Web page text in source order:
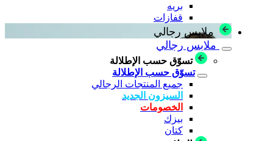
بريه
قفازات
ملابس رجالي
ملابس رجالي
تسوّق حسب الإطلالة
تسوّق حسب الإطلالة
جميع المنتجات الرجالي
السيزون الجديد
الخصومات
بيزك
كتان